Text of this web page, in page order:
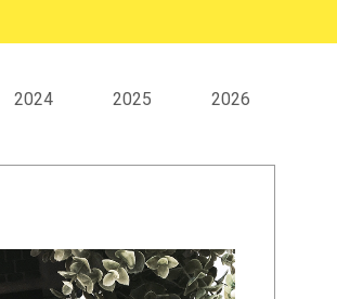
2024 2025 2026